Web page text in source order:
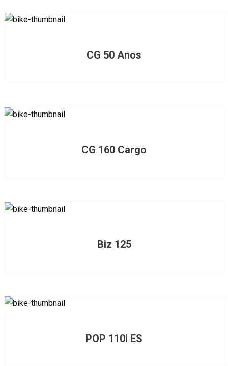
CG 50 Anos
CG 160 Cargo
Biz 125
POP 110i ES